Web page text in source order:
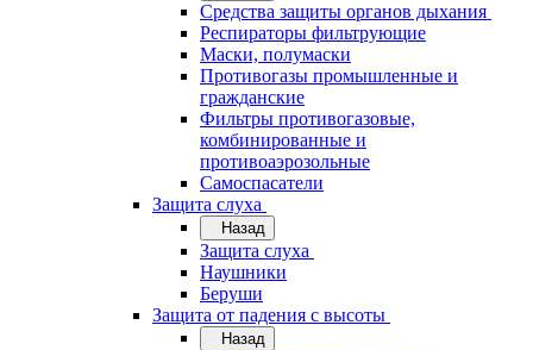
Средства защиты органов дыхания
Респираторы фильтрующие
Маски, полумаски
Противогазы промышленные и
гражданские
Фильтры противогазовые,
комбинированные и
противоаэрозольные
Самоспасатели
Защита слуха
Назад
Защита слуха
Наушники
Беруши
Защита от падения с высоты
Назад